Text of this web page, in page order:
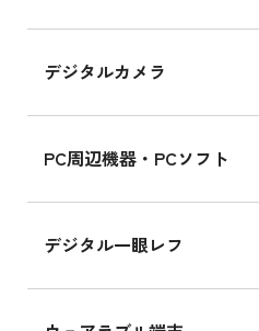
デジタルカメラ
PC周辺機器・PCソフト
デジタル一眼レフ
MK2K3J/Aの新品買